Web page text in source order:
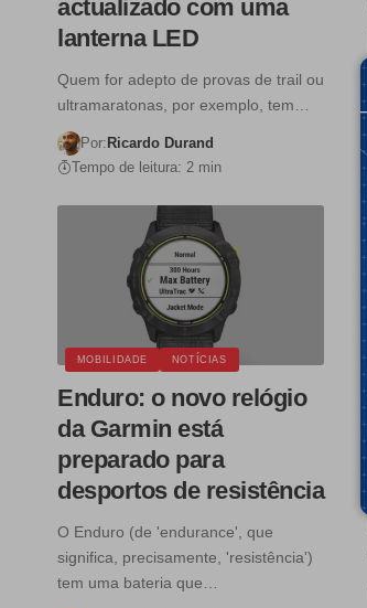
actualizado com uma
lanterna LED
Quem for adepto de provas de trail ou
ultramaratonas, por exemplo, tem…
Por:Ricardo Durand
Tempo de leitura: 2 min
MOBILIDADE NOTÍCIAS
Enduro: o novo relógio
da Garmin está
preparado para
desportos de resistência
O Enduro (de 'endurance', que
significa, precisamente, 'resistência')
tem uma bateria que…